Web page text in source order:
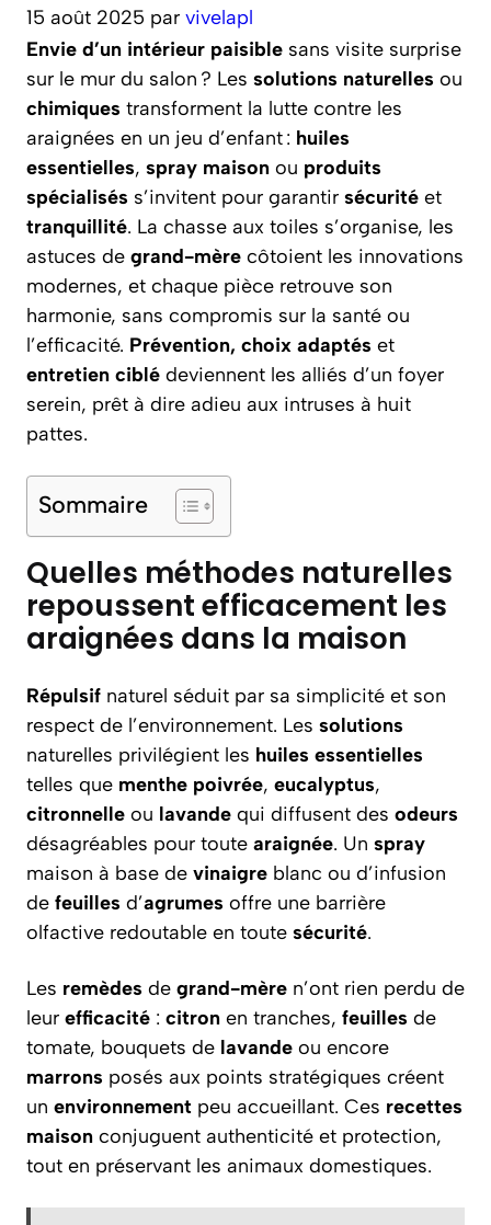
15 août 2025 par vivelapl
Envie d’un intérieur paisible sans visite surprise
sur le mur du salon ? Les solutions naturelles ou
chimiques transforment la lutte contre les
araignées en un jeu d’enfant : huiles
essentielles, spray maison ou produits
spécialisés s’invitent pour garantir sécurité et
tranquillité. La chasse aux toiles s’organise, les
astuces de grand-mère côtoient les innovations
modernes, et chaque pièce retrouve son
harmonie, sans compromis sur la santé ou
l’efficacité. Prévention, choix adaptés et
entretien ciblé deviennent les alliés d’un foyer
serein, prêt à dire adieu aux intruses à huit
pattes.
Sommaire
Quelles méthodes naturelles
repoussent efficacement les
araignées dans la maison
Répulsif naturel séduit par sa simplicité et son
respect de l’environnement. Les solutions
naturelles privilégient les huiles essentielles
telles que menthe poivrée, eucalyptus,
citronnelle ou lavande qui diffusent des odeurs
désagréables pour toute araignée. Un spray
maison à base de vinaigre blanc ou d’infusion
de feuilles d’agrumes offre une barrière
olfactive redoutable en toute sécurité.
Les remèdes de grand-mère n’ont rien perdu de
leur efficacité : citron en tranches, feuilles de
tomate, bouquets de lavande ou encore
marrons posés aux points stratégiques créent
un environnement peu accueillant. Ces recettes
maison conjuguent authenticité et protection,
tout en préservant les animaux domestiques.